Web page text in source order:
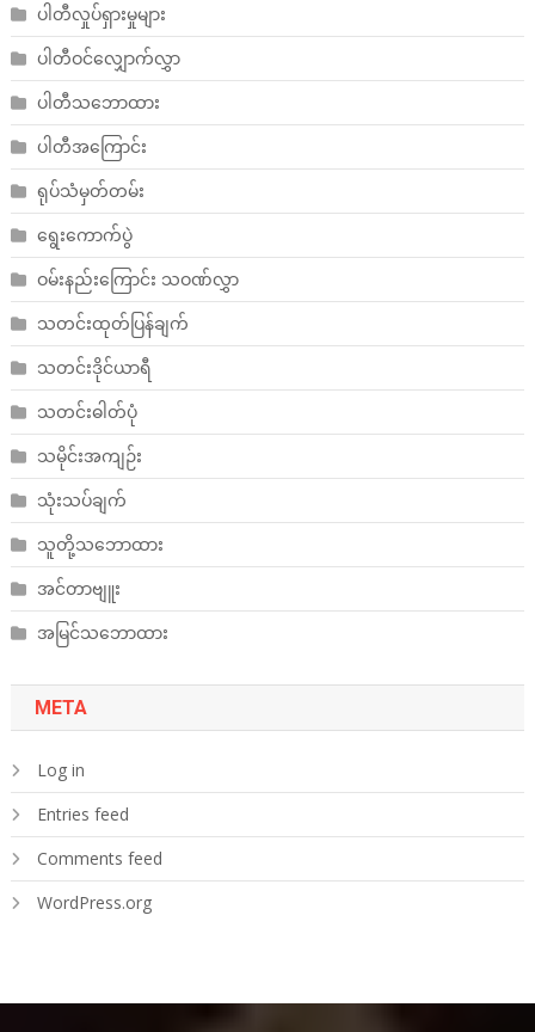
ပါတီလှုပ်ရှားမှုများ
ပါတီဝင်လျှောက်လွှာ
ပါတီသဘောထား
ပါတီအကြောင်း
ရုပ်သံမှတ်တမ်း
ရွေးကောက်ပွဲ
ဝမ်းနည်းကြောင်း သဝဏ်လွှာ
သတင်းထုတ်ပြန်ချက်
သတင်းဒိုင်ယာရီ
သတင်းဓါတ်ပုံ
သမိုင်းအကျဉ်း
သုံးသပ်ချက်
သူတို့သဘောထား
အင်တာဗျူး
အမြင်သဘောထား
META
Log in
Entries feed
Comments feed
WordPress.org